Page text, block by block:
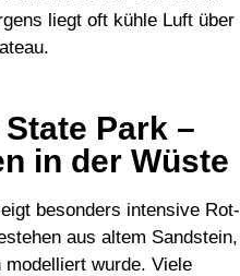
liegt oft kühle Luft über
Park –
in der Wüste
besonders intensive Rot-
aus altem Sandstein,
wurde. Viele